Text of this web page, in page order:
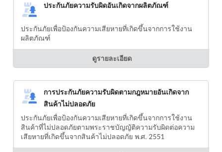
ประกันภัยความรับผิดอันเกิดจากผลิตภัณฑ์
ประกันภัยเพื่อป้องกันความเสียหายที่เกิดขึ้นจากการใช้งาน
ผลิตภัณฑ์
ดูรายละเอียด
การประกันภัยความรับผิดตามกฎหมายอันเกิดจาก
สินค้าไม่ปลอดภัย
ประกันภัยเพื่อป้องกันความเสียหายที่เกิดขึ้นจากการใช้งาน
สินค้าที่ไม่ปลอดภัยตามพระราชบัญญัติความรับผิดต่อความ
เสียหายที่เกิดขึ้นจากสินค้าไม่ปลอดภัย พ.ศ. 2551